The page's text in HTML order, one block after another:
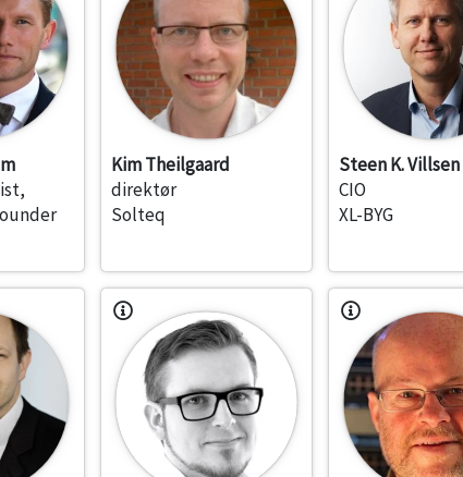
Kim Theilgaard
direktør
Solteq
Steen K. Villsen
CIO
XL-BYG